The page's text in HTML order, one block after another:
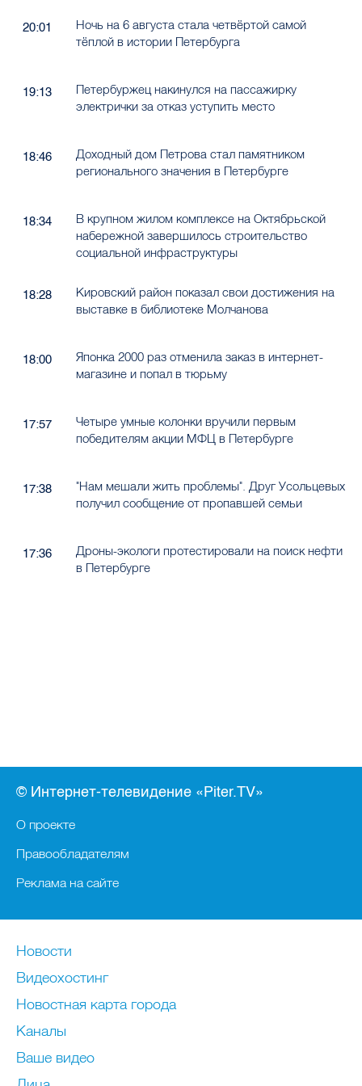
20:01
Ночь на 6 августа стала четвёртой самой
тёплой в истории Петербурга
19:13
Петербуржец накинулся на пассажирку
электрички за отказ уступить место
18:46
Доходный дом Петрова стал памятником
регионального значения в Петербурге
18:34
В крупном жилом комплексе на Октябрьской
набережной завершилось строительство
социальной инфраструктуры
18:28
Кировский район показал свои достижения на
выставке в библиотеке Молчанова
18:00
Японка 2000 раз отменила заказ в интернет-
магазине и попал в тюрьму
17:57
Четыре умные колонки вручили первым
победителям акции МФЦ в Петербурге
17:38
"Нам мешали жить проблемы". Друг Усольцевых
получил сообщение от пропавшей семьи
17:36
Дроны-экологи протестировали на поиск нефти
в Петербурге
© Интернет-телевидение «Piter.TV»
О проекте
Правообладателям
Реклама на сайте
Новости
Видеохостинг
Новостная карта города
Каналы
Ваше видео